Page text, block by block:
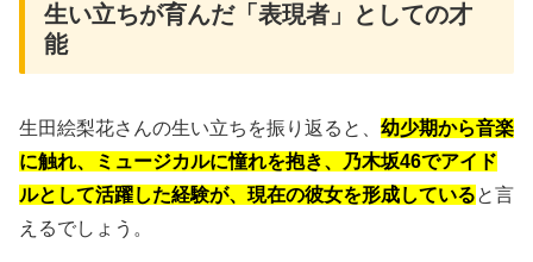
生い立ちが育んだ「表現者」としての才
能
生田絵梨花さんの生い立ちを振り返ると、 幼少期から音楽
に触れ、ミュージカルに憧れを抱き、乃木坂46でアイド
ルとして活躍した経験が、現在の彼女を形成していると言
えるでしょう。